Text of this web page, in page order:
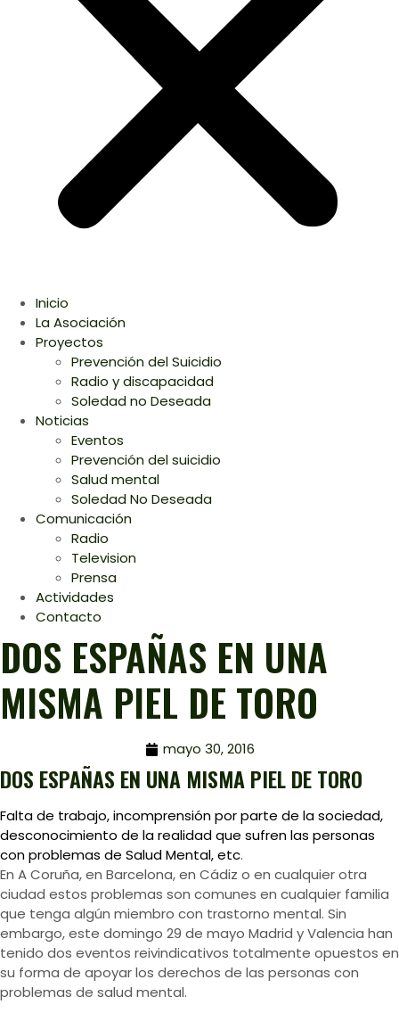
Inicio
La Asociación
Proyectos
Prevención del Suicidio
Radio y discapacidad
Soledad no Deseada
Noticias
Eventos
Prevención del suicidio
Salud mental
Soledad No Deseada
Comunicación
Radio
Television
Prensa
Actividades
Contacto
DOS ESPAÑAS EN UNA
MISMA PIEL DE TORO
mayo 30, 2016
DOS ESPAÑAS EN UNA MISMA PIEL DE TORO
Falta de trabajo, incomprensión por parte de la sociedad,
desconocimiento de la realidad que sufren las personas
con problemas de Salud Mental, etc.
En A Coruña, en Barcelona, en Cádiz o en cualquier otra
ciudad estos problemas son comunes en cualquier familia
que tenga algún miembro con trastorno mental. Sin
embargo, este domingo 29 de mayo Madrid y Valencia han
tenido dos eventos reivindicativos totalmente opuestos en
su forma de apoyar los derechos de las personas con
problemas de salud mental.